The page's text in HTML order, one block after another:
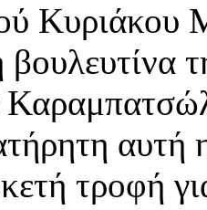
Κυριάκου
βουλευτίνα
αυτή
τροφή